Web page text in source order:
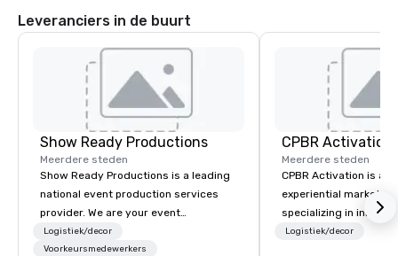
Leveranciers in de buurt
Show Ready Productions
Meerdere steden
Show Ready Productions is a leading
national event production services
provider. We are your event
production partner from start to
finish. Our team is dedicated to
Logistiek/decor
Voorkeursmedewerkers
CPBR Activation
Meerdere steden
CPBR Activation is a
experiential
specializing in
entertainment and
Logistiek/decor